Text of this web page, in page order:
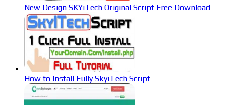
New Design SKYiTech Original Script Free Download
How to Install Fully SkyiTech Script